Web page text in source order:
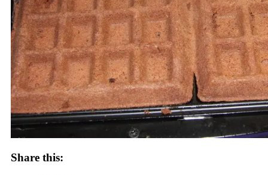
Share this: